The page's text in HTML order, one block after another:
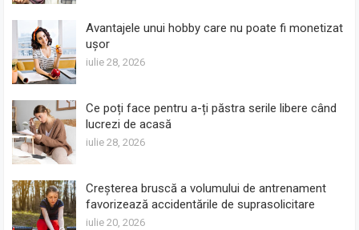
Avantajele unui hobby care nu poate fi monetizat
ușor
iulie 28, 2026
Ce poți face pentru a-ți păstra serile libere când
lucrezi de acasă
iulie 28, 2026
Creșterea bruscă a volumului de antrenament
favorizează accidentările de suprasolicitare
iulie 20, 2026